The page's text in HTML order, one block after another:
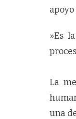
»Es
La
una